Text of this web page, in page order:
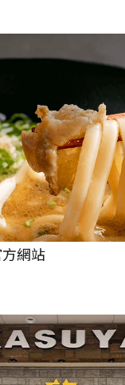
方網站